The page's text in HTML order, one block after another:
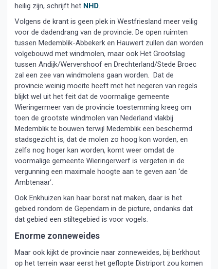
heilig zijn, schrijft het NHD.
Volgens de krant is geen plek in Westfriesland meer veilig
voor de dadendrang van de provincie. De open ruimten
tussen Medemblik-Abbekerk en Hauwert zullen dan worden
volgebouwd met windmolen, maar ook Het Grootslag
tussen Andijk/Wervershoof en Drechterland/Stede Broec
zal een zee van windmolens gaan worden. Dat de
provincie weinig moeite heeft met het negeren van regels
blijkt wel uit het feit dat de voormalige gemeente
Wieringermeer van de provincie toestemming kreeg om
toen de grootste windmolen van Nederland vlakbij
Medemblik te bouwen terwijl Medemblik een beschermd
stadsgezicht is, dat de molen zo hoog kon worden, en
zelfs nog hoger kan worden, komt weer omdat de
voormalige gemeente Wieringerwerf is vergeten in de
vergunning een maximale hoogte aan te geven aan ‘de
Ambtenaar’.
Ook Enkhuizen kan haar borst nat maken, daar is het
gebied rondom de Gependam in de picture, ondanks dat
dat gebied een stiltegebied is voor vogels.
Enorme zonneweides
Maar ook kijkt de provincie naar zonneweides, bij berkhout
op het terrein waar eerst het geflopte Distriport zou komen